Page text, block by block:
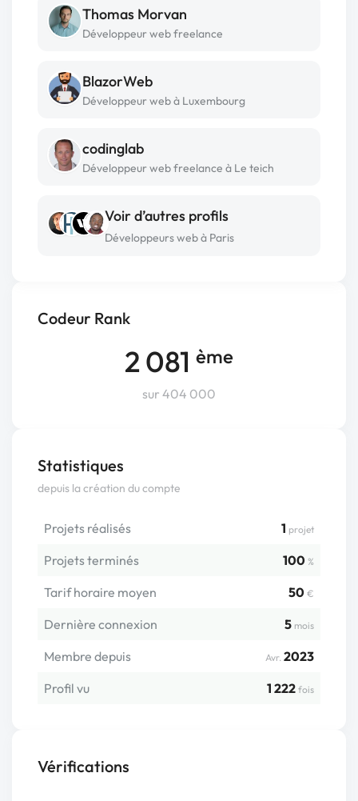
Codeur Rank
2 081 ème
sur 404 000
Statistiques
depuis la création du compte
Projets réalisés 1 projet
Projets terminés 100 %
Tarif horaire moyen 50 €
Dernière connexion 5 mois
Membre depuis Avr. 2023
Profil vu
1 222 fois
Vérifications
Thomas Morvan
Développeur web freelance
BlazorWeb
Développeur web à Luxembourg
codinglab
Développeur web freelance à Le teich
Voir d’autres profils
Développeurs web à Paris